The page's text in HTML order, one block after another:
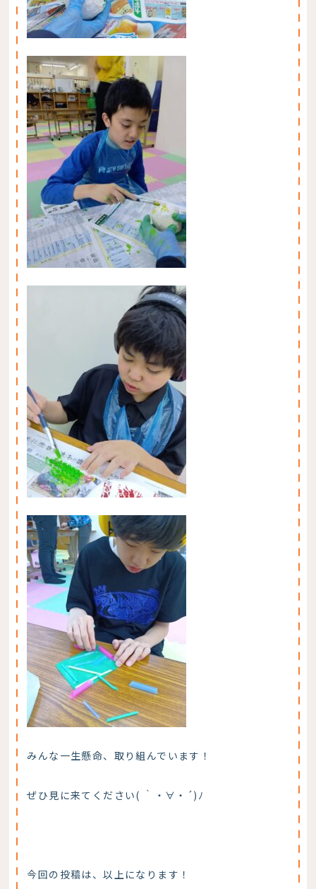
みんな一生懸命、取り組んでいます！
ぜひ見に来てください( ｀・∀・´)ﾉ
今回の投稿は、以上になります！